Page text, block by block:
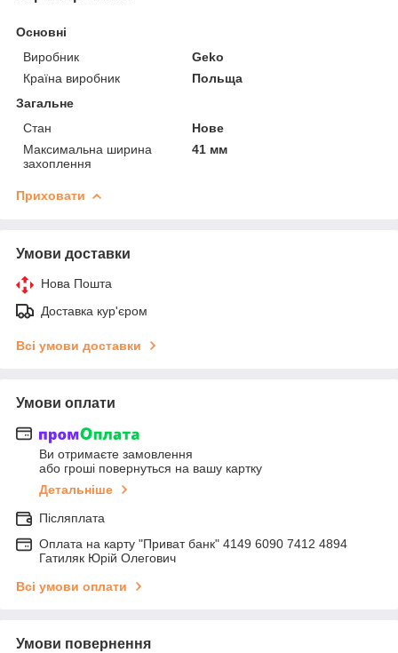
Основні
Виробник
Geko
Країна виробник
Польща
Загальне
Стан
Нове
Максимальна ширина
захоплення
41 мм
Приховати
Умови доставки
Нова Пошта
Доставка кур'єром
Всі умови доставки
Умови оплати
Ви отримаєте замовлення
або гроші повернуться на вашу картку
Детальніше
Післяплата
Оплата на карту "Приват банк" 4149 6090 7412 4894
Гатиляк Юрій Олегович
Всі умови оплати
Умови повернення